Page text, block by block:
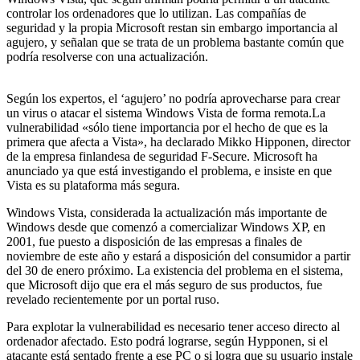
controlar los ordenadores que lo utilizan. Las compañías de
seguridad y la propia Microsoft restan sin embargo importancia al
agujero, y señalan que se trata de un problema bastante común que
podría resolverse con una actualización.
Según los expertos, el ‘agujero’ no podría aprovecharse para crear
un virus o atacar el sistema Windows Vista de forma remota.La
vulnerabilidad «sólo tiene importancia por el hecho de que es la
primera que afecta a Vista», ha declarado Mikko Hipponen, director
de la empresa finlandesa de seguridad F-Secure. Microsoft ha
anunciado ya que está investigando el problema, e insiste en que
Vista es su plataforma más segura.
Windows Vista, considerada la actualización más importante de
Windows desde que comenzó a comercializar Windows XP, en
2001, fue puesto a disposición de las empresas a finales de
noviembre de este año y estará a disposición del consumidor a partir
del 30 de enero próximo. La existencia del problema en el sistema,
que Microsoft dijo que era el más seguro de sus productos, fue
revelado recientemente por un portal ruso.
Para explotar la vulnerabilidad es necesario tener acceso directo al
ordenador afectado. Esto podrá lograrse, según Hypponen, si el
atacante está sentado frente a ese PC o si logra que su usuario instale